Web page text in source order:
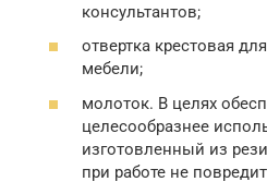
консультантов;
отвертка крестовая
мебели;
молоток. В целях
целесообразнее
изготовленный из
при работе не